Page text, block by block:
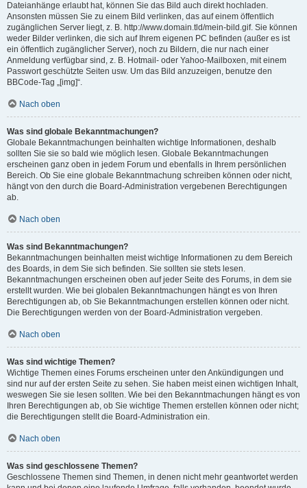
Dateianhänge erlaubt hat, können Sie das Bild auch direkt hochladen.
Ansonsten müssen Sie zu einem Bild verlinken, das auf einem öffentlich
zugänglichen Server liegt, z. B. http://www.domain.tld/mein-bild.gif. Sie können
weder Bilder verlinken, die sich auf Ihrem eigenen PC befinden (außer es ist
ein öffentlich zugänglicher Server), noch zu Bildern, die nur nach einer
Anmeldung verfügbar sind, z. B. Hotmail- oder Yahoo-Mailboxen, mit einem
Passwort geschützte Seiten usw. Um das Bild anzuzeigen, benutze den
BBCode-Tag „[img]“.
Nach oben
Was sind globale Bekanntmachungen?
Globale Bekanntmachungen beinhalten wichtige Informationen, deshalb
sollten Sie sie so bald wie möglich lesen. Globale Bekanntmachungen
erscheinen ganz oben in jedem Forum und ebenfalls in Ihrem persönlichen
Bereich. Ob Sie eine globale Bekanntmachung schreiben können oder nicht,
hängt von den durch die Board-Administration vergebenen Berechtigungen
ab.
Nach oben
Was sind Bekanntmachungen?
Bekanntmachungen beinhalten meist wichtige Informationen zu dem Bereich
des Boards, in dem Sie sich befinden. Sie sollten sie stets lesen.
Bekanntmachungen erscheinen oben auf jeder Seite des Forums, in dem sie
erstellt wurden. Wie bei globalen Bekanntmachungen hängt es von Ihren
Berechtigungen ab, ob Sie Bekanntmachungen erstellen können oder nicht.
Die Berechtigungen werden von der Board-Administration vergeben.
Nach oben
Was sind wichtige Themen?
Wichtige Themen eines Forums erscheinen unter den Ankündigungen und
sind nur auf der ersten Seite zu sehen. Sie haben meist einen wichtigen Inhalt,
weswegen Sie sie lesen sollten. Wie bei den Bekanntmachungen hängt es von
Ihren Berechtigungen ab, ob Sie wichtige Themen erstellen können oder nicht;
die Berechtigungen stellt die Board-Administration ein.
Nach oben
Was sind geschlossene Themen?
Geschlossene Themen sind Themen, in denen nicht mehr geantwortet werden